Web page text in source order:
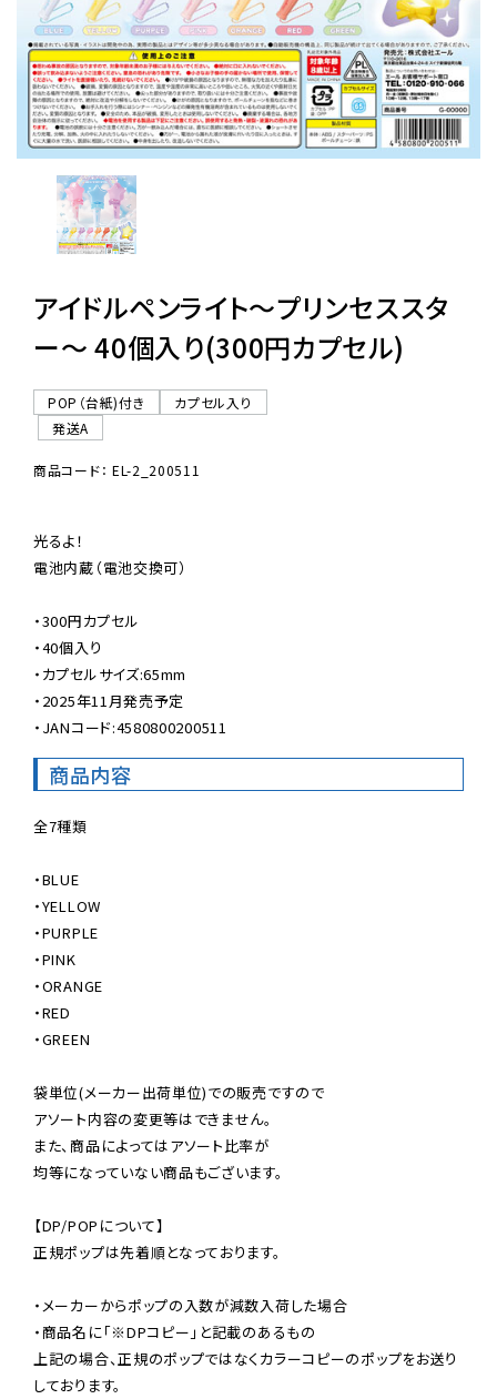
販促用カプセルトイ
よくあるご質問
06-6282-7659
アイドルペンライト〜プリンセススタ
ー〜 40個入り(300円カプセル)
POP（台紙)付き
カプセル入り
発送A
商品コード： EL-2_200511
光るよ！
電池内蔵（電池交換可）
・300円カプセル
・40個入り
・カプセルサイズ:65mm
・2025年11月発売予定
・JANコード:4580800200511
商品内容
全7種類
・BLUE
・YELLOW
・PURPLE
・PINK
・ORANGE
・RED
・GREEN
袋単位(メーカー出荷単位)での販売ですので
アソート内容の変更等はできません。
また、商品によってはアソート比率が
均等になっていない商品もございます。
【DP/POPについて】
正規ポップは先着順となっております。
・メーカーからポップの入数が減数入荷した場合
・商品名に「※DPコピー」と記載のあるもの
上記の場合、正規のポップではなくカラーコピーのポップをお送り
しております。